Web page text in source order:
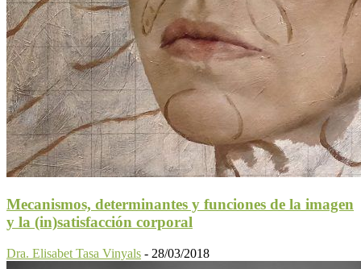
Mecanismos, determinantes y funciones de la imagen
y la (in)satisfacción corporal
Dra. Elisabet Tasa Vinyals - 28/03/2018